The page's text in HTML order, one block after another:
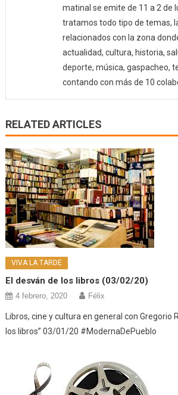
matinal se emite de 11 a 2 de
tratamos todo tipo de temas,
relacionados con la zona
actualidad, cultura, historia,
deporte, música, gaspacheo,
contando con más de 10
RELATED ARTICLES
VIVA LA TARDE
El desván de los libros (03/02/20)
4 febrero, 2020 Félix
Libros, cine y cultura en general con Gregorio
los libros” 03/01/20 #ModernaDePueblo